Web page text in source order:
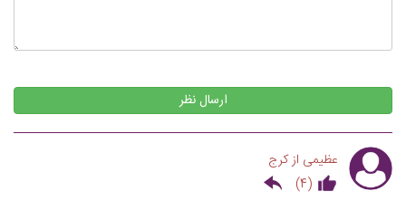
کلیسای سرکیس مقدس در تهرانارسال نظر
عظیمی از کرج
(
4
)